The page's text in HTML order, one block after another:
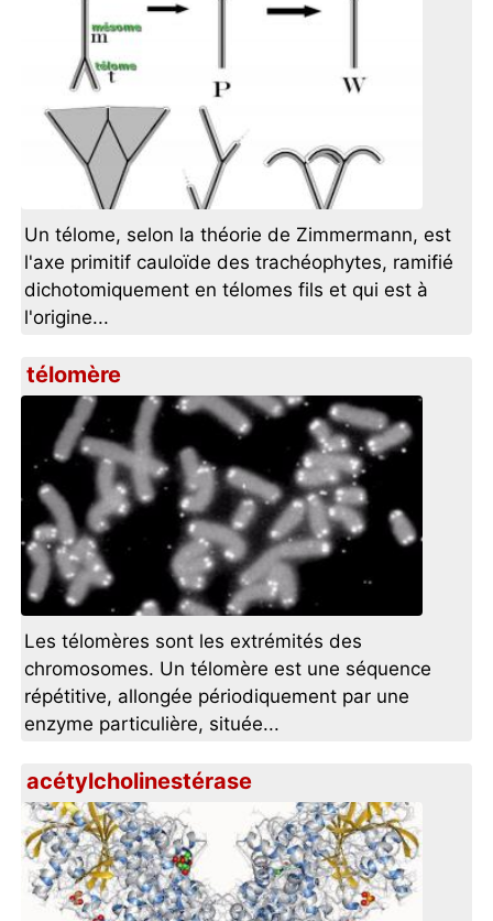
Un télome, selon la théorie de Zimmermann, est
l'axe primitif cauloïde des trachéophytes, ramifié
dichotomiquement en télomes fils et qui est à
l'origine...
télomère
Les télomères sont les extrémités des
chromosomes. Un télomère est une séquence
répétitive, allongée périodiquement par une
enzyme particulière, située...
acétylcholinestérase